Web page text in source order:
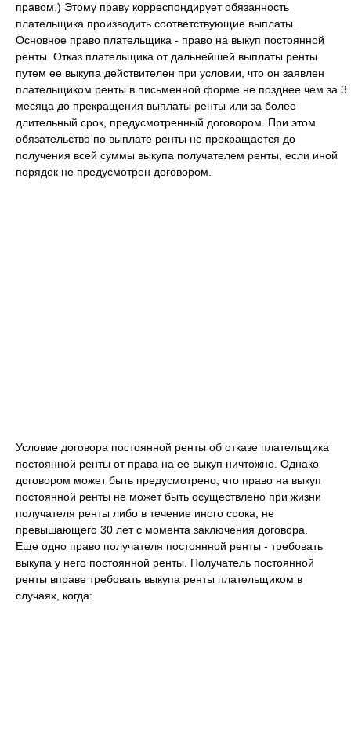
правом.) Этому праву корреспондирует обязанность
плательщика производить соответствующие выплаты.
Основное право плательщика - право на выкуп постоянной
ренты. Отказ плательщика от дальнейшей выплаты ренты
путем ее выкупа действителен при условии, что он заявлен
плательщиком ренты в письменной форме не позднее чем за 3
месяца до прекращения выплаты ренты или за более
длительный срок, предусмотренный договором. При этом
обязательство по выплате ренты не прекращается до
получения всей суммы выкупа получателем ренты, если иной
порядок не предусмотрен договором.
Условие договора постоянной ренты об отказе плательщика
постоянной ренты от права на ее выкуп ничтожно. Однако
договором может быть предусмотрено, что право на выкуп
постоянной ренты не может быть осуществлено при жизни
получателя ренты либо в течение иного срока, не
превышающего 30 лет с момента заключения договора.
Еще одно право получателя постоянной ренты - требовать
выкупа у него постоянной ренты. Получатель постоянной
ренты вправе требовать выкупа ренты плательщиком в
случаях, когда: